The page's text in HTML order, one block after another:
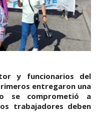
y funcionarios del
entregaron una
se comprometió a
trabajadores deben